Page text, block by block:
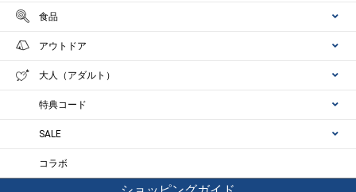
食品
アウトドア
大人（アダルト）
特典コード
SALE
コラボ